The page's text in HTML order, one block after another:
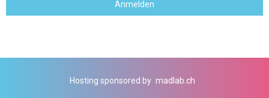
Hosting sponsored by madlab.ch